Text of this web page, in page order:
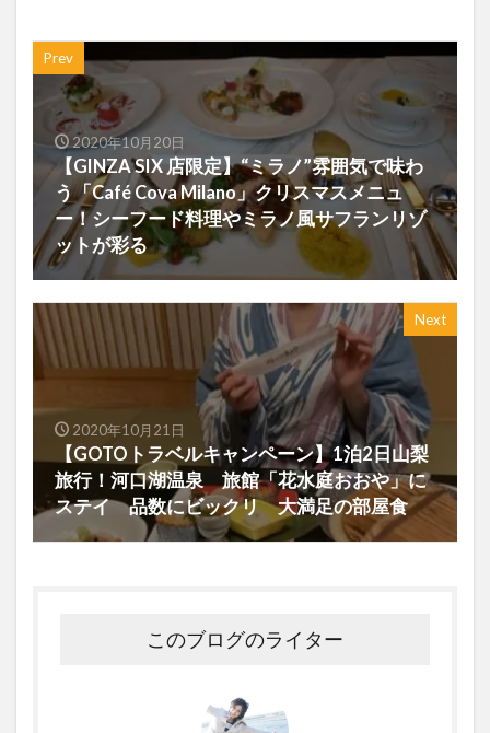
Prev
2020年10月20日
【GINZA SIX 店限定】“ミラノ”雰囲気で味わ
う「Café Cova Milano」クリスマスメニュ
ー！シーフード料理やミラノ風サフランリゾ
ットが彩る
Next
2020年10月21日
【GOTOトラベルキャンペーン】1泊2日山梨
旅行！河口湖温泉 旅館「花水庭おおや」に
ステイ 品数にビックリ 大満足の部屋食
このブログのライター